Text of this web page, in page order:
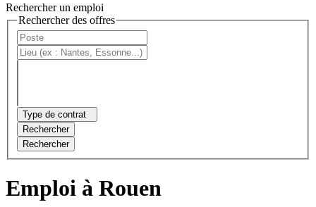
Rechercher un emploi
Rechercher des offres
Type de contrat
Rechercher
Rechercher
Emploi à Rouen